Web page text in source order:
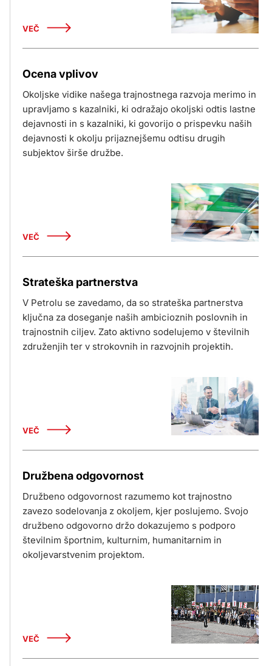
VEČ
Ocena vplivov
Okoljske vidike našega trajnostnega razvoja merimo in
upravljamo s kazalniki, ki odražajo okoljski odtis lastne
dejavnosti in s kazalniki, ki govorijo o prispevku naših
dejavnosti k okolju prijaznejšemu odtisu drugih
subjektov širše družbe.
VEČ
Strateška partnerstva
V Petrolu se zavedamo, da so strateška partnerstva
ključna za doseganje naših ambicioznih poslovnih in
trajnostnih ciljev. Zato aktivno sodelujemo v številnih
združenjih ter v strokovnih in razvojnih projektih.
VEČ
Družbena odgovornost
Družbeno odgovornost razumemo kot trajnostno
zavezo sodelovanja z okoljem, kjer poslujemo. Svojo
družbeno odgovorno držo dokazujemo s podporo
številnim športnim, kulturnim, humanitarnim in
okoljevarstvenim projektom.
VEČ